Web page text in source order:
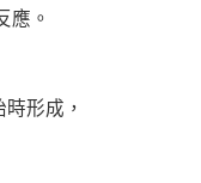
應。
形成，